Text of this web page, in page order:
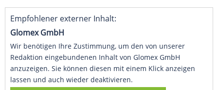
Empfohlener externer Inhalt:
Glomex GmbH
Wir benötigen Ihre Zustimmung, um den von unserer
Redaktion eingebundenen Inhalt von Glomex GmbH
anzuzeigen. Sie können diesen mit einem Klick anzeigen
lassen und auch wieder deaktivieren.